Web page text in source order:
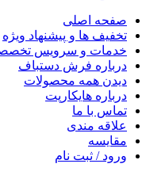
صفحه اصلی
تخفیف ها و پیشنهاد ویژه
خدمات و سرویس
درباره فرش دستباف
دیدن همه محصولات
درباره هایکارپت
تماس با ما
علاقه مندی
مقايسه
ورود / ثبت نام